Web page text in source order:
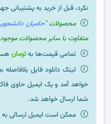
نکرد، قبل از خرید به پشتیبانی
محصولات "حامیان
متفاوت با سایر محصولات
تمامی قیمت‌ها بهتومان
لینک دانلود فایل
خواهد آمد و یک ایمیل حاوی
شما ارسال خواهد شد.